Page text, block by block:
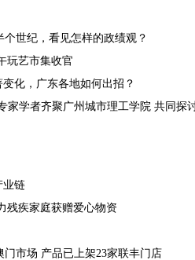
世纪，看见怎样的政绩观？
玩艺市集收官
化，广东各地如何出招？
家学者齐聚广州城市理工学院 共同探
业链
残疾家庭获赠爱心物资
门市场 产品已上架23家联丰门店